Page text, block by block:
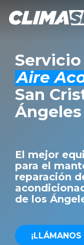
content
Aire
San
Ángeles
El mejor
para el
reparación
de los
¡LLÁMANOS